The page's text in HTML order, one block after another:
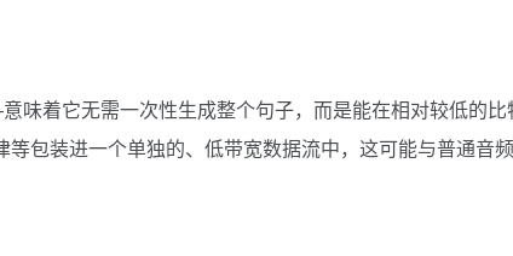
味着它无需一次性生成整个句子，而是能在相对较低的比
包装进一个单独的、低带宽数据流中，这可能与普通音